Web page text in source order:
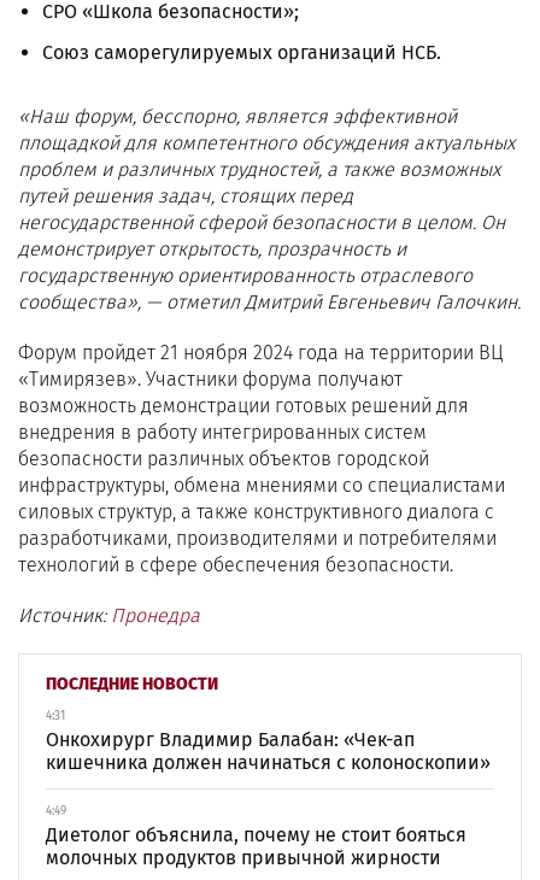
ПОСЛЕДНИЕ НОВОСТИ
4:31
Онкохирург Владимир Балабан: «Чек-ап
кишечника должен начинаться с колоноскопии»
4:49
Диетолог объяснила, почему не стоит бояться
молочных продуктов привычной жирности
СРО «Школа безопасности»;
Союз саморегулируемых организаций НСБ.
«Наш форум, бесспорно, является эффективной
площадкой для компетентного обсуждения актуальных
проблем и различных трудностей, а также возможных
путей решения задач, стоящих перед
негосударственной сферой безопасности в целом. Он
демонстрирует открытость, прозрачность и
государственную ориентированность отраслевого
сообщества», — отметил Дмитрий Евгеньевич Галочкин.
Форум пройдет 21 ноября 2024 года на территории ВЦ
«Тимирязев». Участники форума получают
возможность демонстрации готовых решений для
внедрения в работу интегрированных систем
безопасности различных объектов городской
инфраструктуры, обмена мнениями со специалистами
силовых структур, а также конструктивного диалога с
разработчиками, производителями и потребителями
технологий в сфере обеспечения безопасности.
Источник: Пронедра